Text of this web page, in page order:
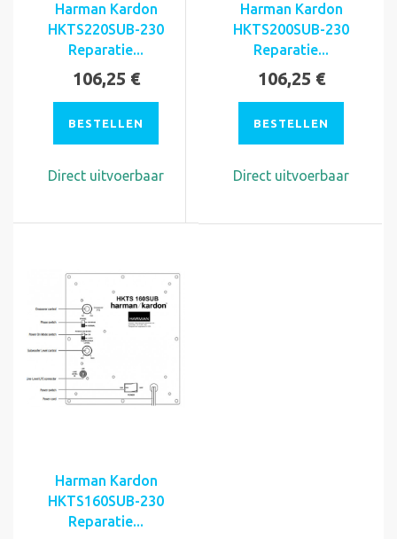
Harman Kardon
HKTS220SUB-230
Reparatie...
106,25 €
BESTELLEN
Direct uitvoerbaar
Harman Kardon
HKTS200SUB-230
Reparatie...
106,25 €
BESTELLEN
Direct uitvoerbaar
Harman Kardon
HKTS160SUB-230
Reparatie...